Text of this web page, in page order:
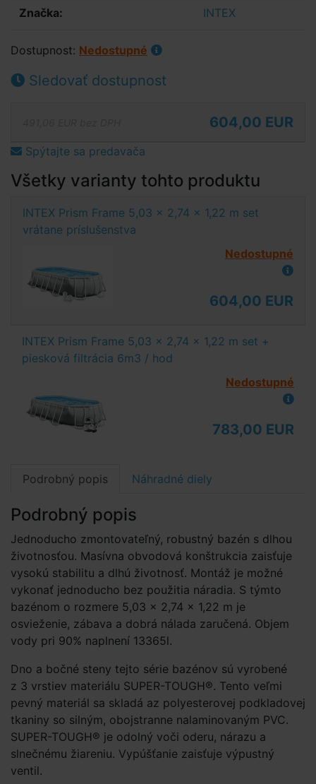
Značka: INTEX
Dostupnost: Nedostupné
Sledovať dostupnost
604,00 EUR
Spýtajte sa predavača
Všetky varianty tohto produktu
INTEX Prism Frame 5,03 x 2,74 x 1,22 m set
vrátane príslušenstva
Nedostupné
604,00 EUR
INTEX Prism Frame 5,03 x 2,74 x 1,22 m set +
piesková filtrácia 6m3 / hod
Nedostupné
783,00 EUR
Podrobný popis Náhradné diely
Podrobný popis
Jednoducho zmontovateľný, robustný bazén s dlhou
životnosťou. Masívna obvodová konštrukcia zaisťuje
vysokú stabilitu a dlhú životnosť. Montáž je možné
vykonať jednoducho bez použitia náradia. S týmto
bazénom o rozmere 5,03 × 2,74 × 1­,22 m je
osvieženie, zábava a dobrá nálada zaručená. Objem
vody pri 90% naplnení 13365l.
Dno a bočné steny tejto série bazénov sú vyrobené
z 3 vrstiev materiálu SUPER-TOUGH®. Tento veľmi
pevný materiál sa skladá az polyesterovej podkladovej
tkaniny so silným, obojstranne nalaminovaným PVC.
SUPER-TOUGH® je odolný voči oderu, nárazu a
slnečnému žiareniu. Vypúšťanie zaisťuje výpustný
ventil.